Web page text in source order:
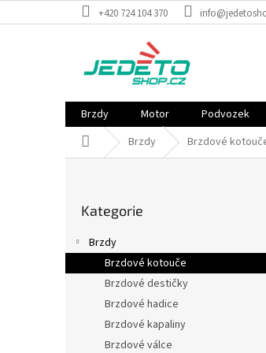
na
+420 724 104 370
Brzdy Motor Podvozek
Domů Brzdy Brzdové
a
n
kategorie
Kategorie
Brzdy
Brzdové kotouče
Brzdové destičky
Brzdové hadice
Brzdové kapaliny
Brzdové válce